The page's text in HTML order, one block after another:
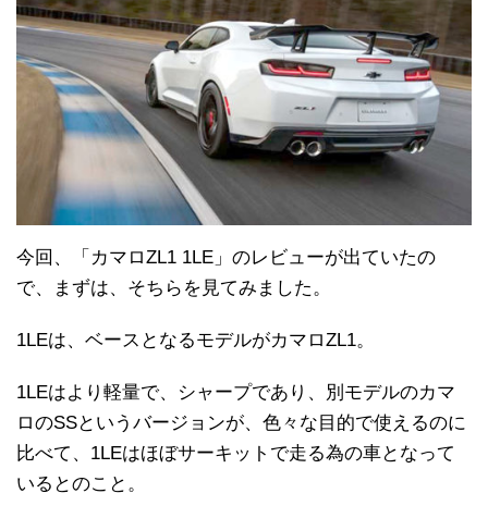
今回、「カマロZL1 1LE」のレビューが出ていたの
で、まずは、そちらを見てみました。
1LEは、ベースとなるモデルがカマロZL1。
1LEはより軽量で、シャープであり、別モデルのカマ
ロのSSというバージョンが、色々な目的で使えるのに
比べて、1LEはほぼサーキットで走る為の車となって
いるとのこと。